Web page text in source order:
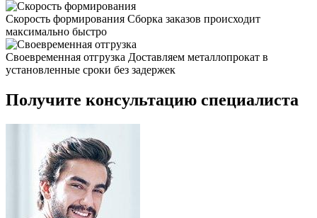
Скорость формирования Сборка заказов происходит
максимально быстро
Своевременная отгрузка Доставляем металлопрокат в
установленные сроки без задержек
Получите консультацию специалиста